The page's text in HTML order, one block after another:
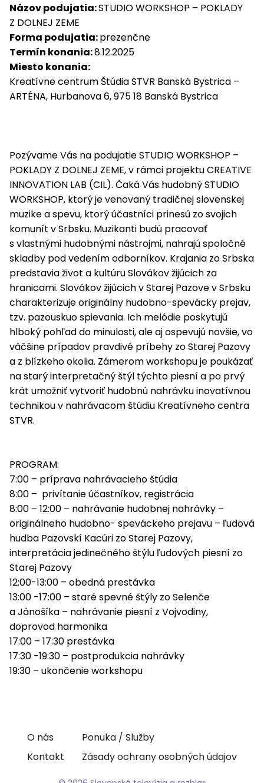
Názov podujatia:STUDIO WORKSHOP – POKLADY
Z DOLNEJ ZEME
Forma podujatia:prezenčne
Termín konania:8.12.2025
Miesto konania:
Kreatívne centrum Štúdia STVR Banská Bystrica –
ARTÉNA, Hurbanova 6, 975 18 Banská Bystrica
Pozývame Vás na podujatie STUDIO WORKSHOP –
POKLADY Z DOLNEJ ZEME, v rámci projektu CREATIVE
INNOVATION LAB (CIL). Čaká Vás hudobný STUDIO
WORKSHOP, ktorý je venovaný tradičnej slovenskej
muzike a spevu, ktorý účastníci prinesú zo svojich
komunít v Srbsku. Muzikanti budú pracovať
s vlastnými hudobnými nástrojmi, nahrajú spoločné
skladby pod vedením odborníkov. Krajania zo Srbska
predstavia život a kultúru Slovákov žijúcich za
hranicami. Slovákov žijúcich v Starej Pazove v Srbsku
charakterizuje originálny hudobno-spevácky prejav,
tzv. pazouskuo spievania. Ich melódie poskytujú
hlboký pohľad do minulosti, ale aj ospevujú novšie, vo
väčšine prípadov pravdivé príbehy zo Starej Pazovy
a z blízkeho okolia. Zámerom workshopu je poukázať
na starý interpretačný štýl týchto piesní a po prvý
krát umožniť vytvoriť hudobnú nahrávku inovatívnou
technikou v nahrávacom štúdiu Kreatívneho centra
STVR.
PROGRAM:
7:00 – príprava nahrávacieho štúdia
8:00 – privítanie účastníkov, registrácia
8:00 – 12:00 – nahrávanie hudobnej nahrávky –
originálneho hudobno- speváckeho prejavu – ľudová
hudba Pazovskí Kacúri zo Starej Pazovy,
interpretácia jedinečného štýlu ľudových piesní zo
Starej Pazovy
12:00-13:00 – obedná prestávka
13:00 -17:00 – staré spevné štýly zo Selenče
a Jánošíka – nahrávanie piesní z Vojvodiny,
doprovod harmonika
17:00 – 17:30 prestávka
17:30 -19:30 – postprodukcia nahrávky
19:30 – ukončenie workshopu
O nás
Kontakt
Ponuka / Služby
Zásady ochrany osobných údajov